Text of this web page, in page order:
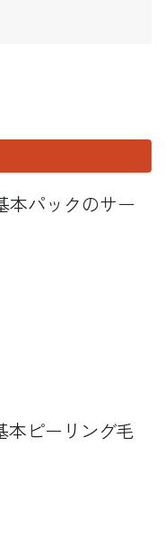
本パックのサー
ピーリング毛